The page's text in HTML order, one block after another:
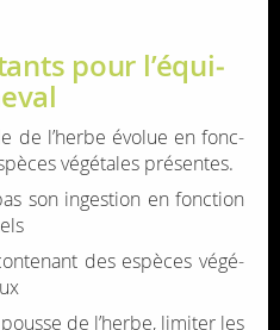
pour l’équi­
de l’herbe évo­lue en fonc­
végé­tales pré­sentes.
son inges­tion en fonc­tion
des espèces végé­
de l’herbe, limi­ter les